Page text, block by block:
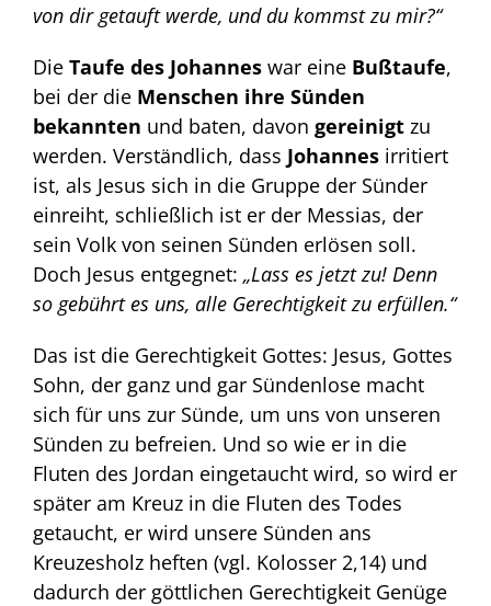
von dir getauft werde, und du kommst zu mir?“
Die Taufe des Johannes war eine Bußtaufe,
bei der die Menschen ihre Sünden
bekannten und baten, davon gereinigt zu
werden. Verständlich, dass Johannes irritiert
ist, als Jesus sich in die Gruppe der Sünder
einreiht, schließlich ist er der Messias, der
sein Volk von seinen Sünden erlösen soll.
Doch Jesus entgegnet: „Lass es jetzt zu! Denn
so gebührt es uns, alle Gerechtigkeit zu erfüllen.“
Das ist die Gerechtigkeit Gottes: Jesus, Gottes
Sohn, der ganz und gar Sündenlose macht
sich für uns zur Sünde, um uns von unseren
Sünden zu befreien. Und so wie er in die
Fluten des Jordan eingetaucht wird, so wird er
später am Kreuz in die Fluten des Todes
getaucht, er wird unsere Sünden ans
Kreuzesholz heften (vgl. Kolosser 2,14) und
dadurch der göttlichen Gerechtigkeit Genüge